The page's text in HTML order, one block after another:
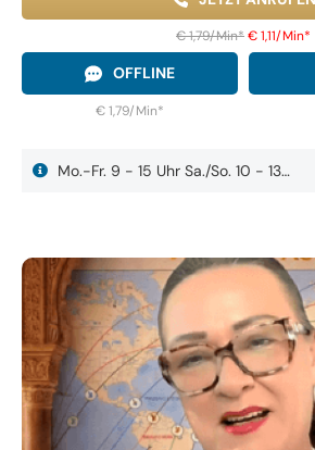
€ 1,79/Min*€ 1,11/Min*
OFFLINE
€ 1,79/Min*
Mo.-Fr. 9 - 15 Uhr Sa./So. 10 - 13…